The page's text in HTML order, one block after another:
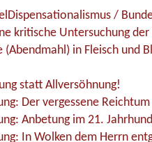
Dispensationalismus /
kritische Untersuchung
(Abendmahl) in Fleisch und
statt Allversöhnung!
Der vergessene Reichtum
Anbetung im 21.
In Wolken dem Herrn